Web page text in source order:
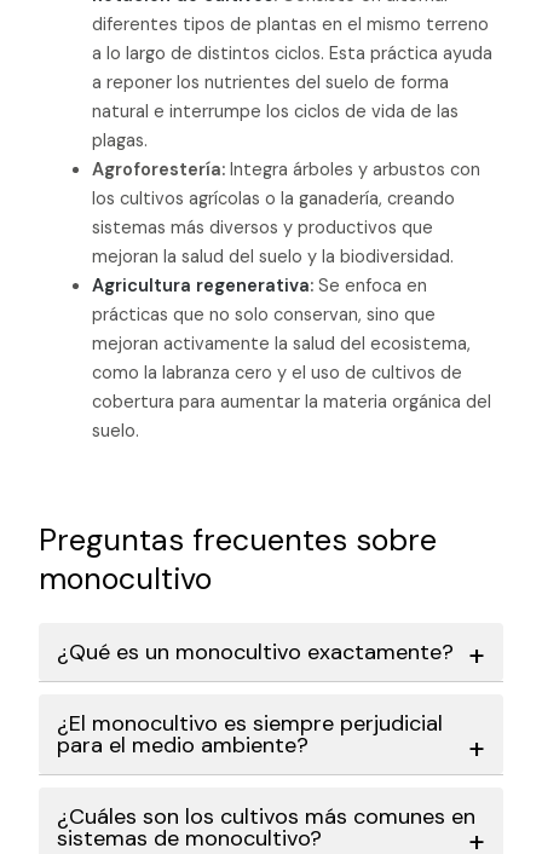
diferentes tipos de plantas en el mismo terreno
a lo largo de distintos ciclos. Esta práctica ayuda
a reponer los nutrientes del suelo de forma
natural e interrumpe los ciclos de vida de las
plagas.
Agroforestería: Integra árboles y arbustos con
los cultivos agrícolas o la ganadería, creando
sistemas más diversos y productivos que
mejoran la salud del suelo y la biodiversidad.
Agricultura regenerativa: Se enfoca en
prácticas que no solo conservan, sino que
mejoran activamente la salud del ecosistema,
como la labranza cero y el uso de cultivos de
cobertura para aumentar la materia orgánica del
suelo.
Preguntas frecuentes sobre
monocultivo
¿Qué es un monocultivo exactamente?
¿El monocultivo es siempre perjudicial
para el medio ambiente?
¿Cuáles son los cultivos más comunes en
sistemas de monocultivo?